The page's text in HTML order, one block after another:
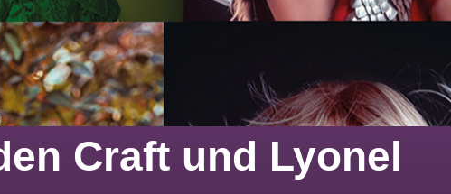
Craft und Lyonel